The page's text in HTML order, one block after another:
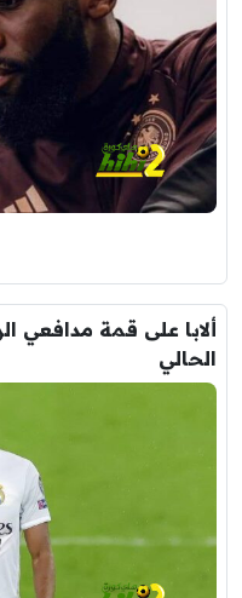
ألابا على قمة مدافعي
الحالي